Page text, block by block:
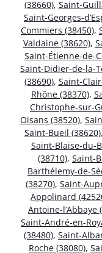
(38660), Saint-
Saint-Georges-
Commiers (38450),
Valdaine (38620),
Saint-Étienne-de-
Saint-Didier-de-la-
(38690), Saint-
Rhône (38370),
Christophe-sur-
Oisans (38520),
Saint-Bueil (38620),
Saint-Blaise-du-
(38710), Saint-
Barthélemy-de-
(38270), Saint-
Appolinard
Antoine-l’Abbaye
Saint-André-en-
(38480), Saint-
Roche (38080),